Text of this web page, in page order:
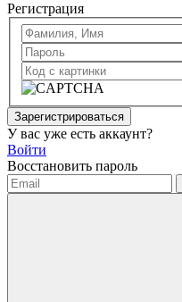
Регистрация
Зарегистрироваться
У вас уже есть аккаунт?
Войти
Восстановить пароль